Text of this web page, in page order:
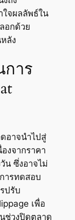
ใจผลลัพธ์ใน
อกด้วย
ลัง
การ
อาจนำไปสู่
งจากราคา
น ซึ่งอาจไม่
ารทดสอบ
ปรับ
เพื่อ
ช่วงปิดตลาด